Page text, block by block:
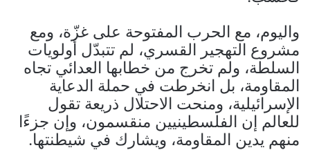
واليوم، مع الحرب المفتوحة على غزّة، ومع
مشروع التهجير القسري، لم تتبدّل أولويات
السلطة، ولم تخرج من خطابها العدائي تجاه
المقاومة، بل انخرطت في حملة الدعاية
الإسرائيلية، ومنحت الاحتلال ذريعة تقول
للعالم إن الفلسطينيين منقسمون، وإن جزءًا
منهم يدين المقاومة، ويشارك في شيطنتها.